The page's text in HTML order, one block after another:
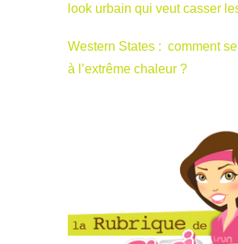
look urbain qui veut casser
Western States : comment
à l’extrême chaleur ?